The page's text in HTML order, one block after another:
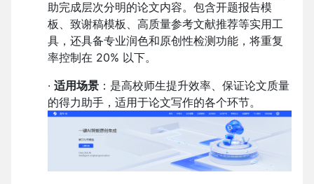
助完成层次分明的论文内容。包含开题报告模
板、致谢稿模板、高质量参考文献推荐等实用工
具，还具备专业润色和原创性检测功能，将重复
率控制在 20% 以下。
· 适用场景 ：是高校师生提升效率、保证论文质量
的得力助手，适用于论文写作的各个环节。